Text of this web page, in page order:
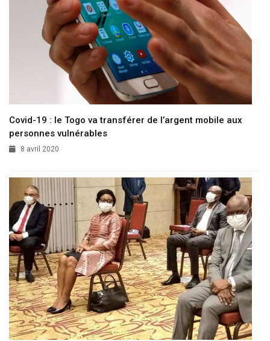
Covid-19 : le Togo va transférer de l’argent mobile aux
personnes vulnérables
8 avril 2020